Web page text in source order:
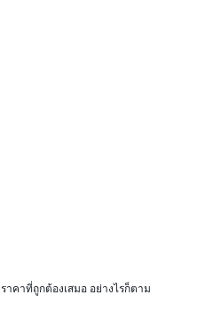
าคาที่ถูกต้องเสมอ อย่างไรก็ตาม